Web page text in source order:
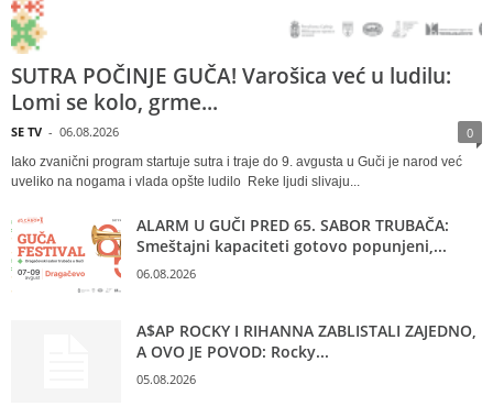
SUTRA POČINJE GUČA! Varošica već u ludilu:
Lomi se kolo, grme...
SE TV - 06.08.2026 0
Iako zvanični program startuje sutra i traje do 9. avgusta u Guči je narod već
uveliko na nogama i vlada opšte ludilo Reke ljudi slivaju...
ALARM U GUČI PRED 65. SABOR TRUBAČA:
Smeštajni kapaciteti gotovo popunjeni,...
06.08.2026
A$AP ROCKY I RIHANNA ZABLISTALI ZAJEDNO,
A OVO JE POVOD: Rocky...
05.08.2026